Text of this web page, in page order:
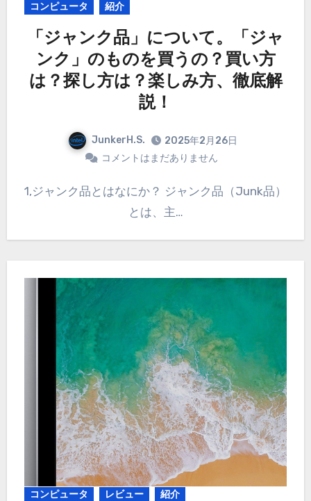
コンピュータ 紹介
「ジャンク品」について。「ジャ
ンク」のものを買うの？買い方
は？探し方は？楽しみ方、徹底解
説！
JunkerH.S.
2025年2月26日
コメントはまだありません
1,ジャンク品とはなにか？ ジャンク品（Junk品）
とは、主…
コンピュータ レビュー 紹介